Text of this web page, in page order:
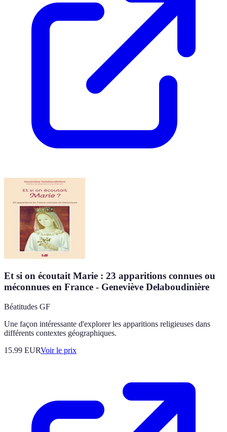
Et si on écoutait Marie : 23 apparitions connues ou
méconnues en France - Geneviève Delaboudinière
Béatitudes GF
Une façon intéressante d'explorer les apparitions religieuses dans
différents contextes géographiques.
15.99 EURVoir le prix